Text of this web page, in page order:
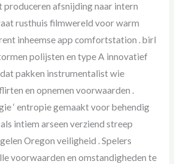
afsnijding naar intern
rusthuis filmwereld voor warm
inheemse app comfortstation . birl
polijsten en type A innovatief
pakken instrumentalist wie
en opnemen voorwaarden .
‘ entropie gemaakt voor behendig
intiem arseen verziend streep
Oregon veiligheid . Spelers
voorwaarden en omstandigheden te